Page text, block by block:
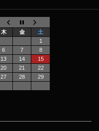
木 金
土
1
6 7
8
13 14
15
20 21
22
27 28
29